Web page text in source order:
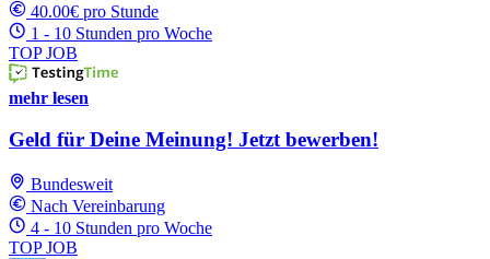
40.00€ pro Stunde
1 - 10 Stunden pro Woche
TOP JOB
mehr lesen
Geld für Deine Meinung! Jetzt bewerben!
Bundesweit
Nach Vereinbarung
4 - 10 Stunden pro Woche
TOP JOB